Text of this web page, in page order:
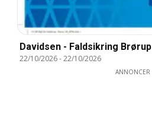
Davidsen - Faldsikring Brørup
22/10/2026-22/10/2026
ANNONCER